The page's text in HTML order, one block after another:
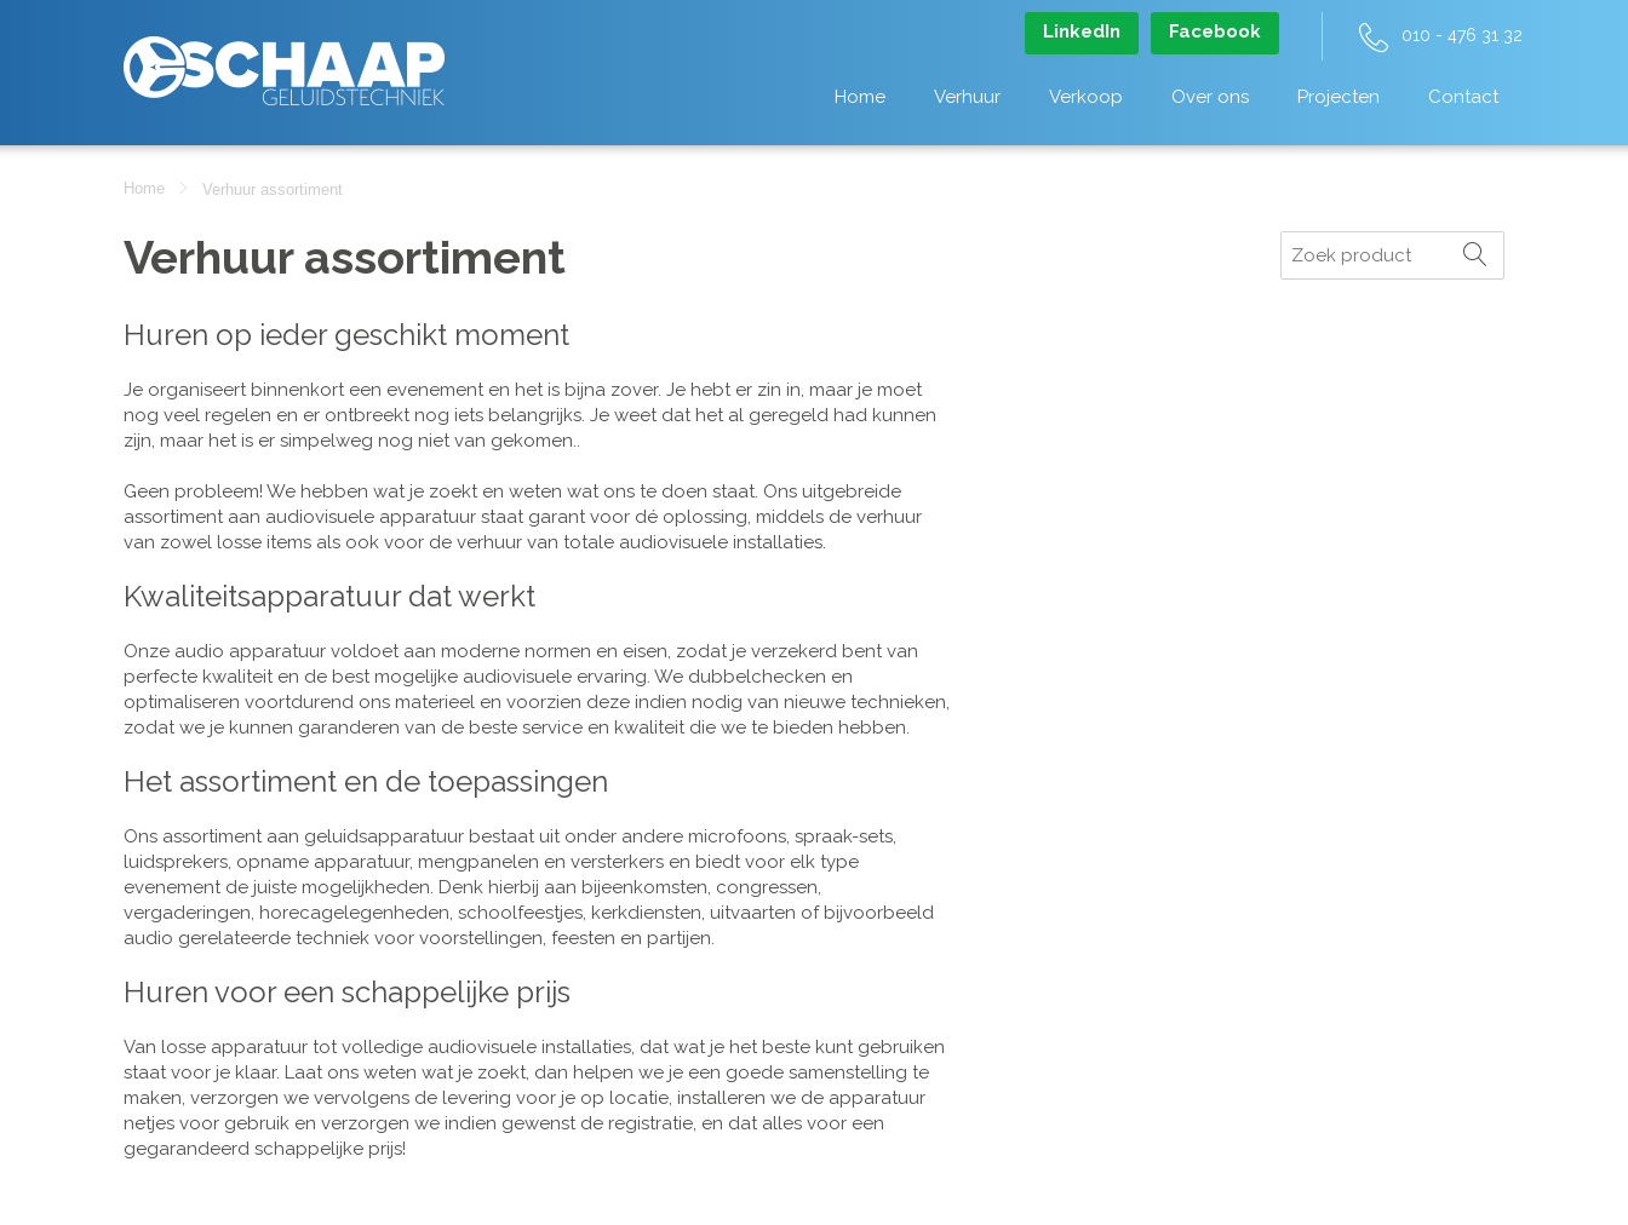
LinkedIn Facebook 010 - 476 31 32
Home Verhuur Verkoop Over ons Projecten Contact
Home Verhuur assortiment
Verhuur assortiment
Huren op ieder geschikt moment
Je organiseert binnenkort een evenement en het is bijna zover. Je hebt er zin in, maar je moet
nog veel regelen en er ontbreekt nog iets belangrijks. Je weet dat het al geregeld had kunnen
zijn, maar het is er simpelweg nog niet van gekomen..
Geen probleem! We hebben wat je zoekt en weten wat ons te doen staat. Ons uitgebreide
assortiment aan audiovisuele apparatuur staat garant voor dé oplossing, middels de verhuur
van zowel losse items als ook voor de verhuur van totale audiovisuele installaties.
Kwaliteitsapparatuur dat werkt
Onze audio apparatuur voldoet aan moderne normen en eisen, zodat je verzekerd bent van
perfecte kwaliteit en de best mogelijke audiovisuele ervaring. We dubbelchecken en
optimaliseren voortdurend ons materieel en voorzien deze indien nodig van nieuwe technieken,
zodat we je kunnen garanderen van de beste service en kwaliteit die we te bieden hebben.
Het assortiment en de toepassingen
Ons assortiment aan geluidsapparatuur bestaat uit onder andere microfoons, spraak-sets,
luidsprekers, opname apparatuur, mengpanelen en versterkers en biedt voor elk type
evenement de juiste mogelijkheden. Denk hierbij aan bijeenkomsten, congressen,
vergaderingen, horecagelegenheden, schoolfeestjes, kerkdiensten, uitvaarten of bijvoorbeeld
audio gerelateerde techniek voor voorstellingen, feesten en partijen.
Huren voor een schappelijke prijs
Van losse apparatuur tot volledige audiovisuele installaties, dat wat je het beste kunt gebruiken
staat voor je klaar. Laat ons weten wat je zoekt, dan helpen we je een goede samenstelling te
maken, verzorgen we vervolgens de levering voor je op locatie, installeren we de apparatuur
netjes voor gebruik en verzorgen we indien gewenst de registratie, en dat alles voor een
gegarandeerd schappelijke prijs!
Zoeken